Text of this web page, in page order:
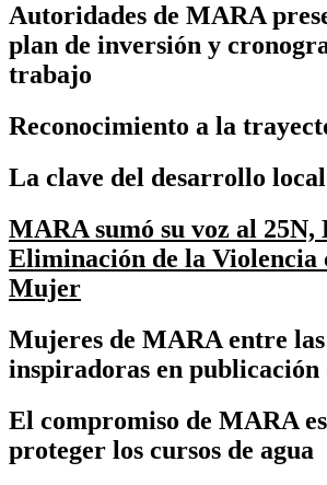
Autoridades de MARA
plan de inversión y
trabajo
Reconocimiento a la
La clave del desarrollo local
MARA sumó su voz al 25N,
Eliminación de la Violencia
Mujer
Mujeres de MARA entre
inspiradoras en
El compromiso de MARA
proteger los cursos de agua